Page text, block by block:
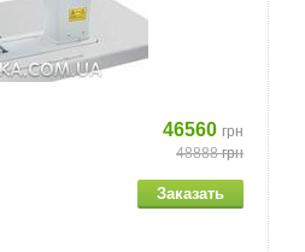
46560 грн
48888грн